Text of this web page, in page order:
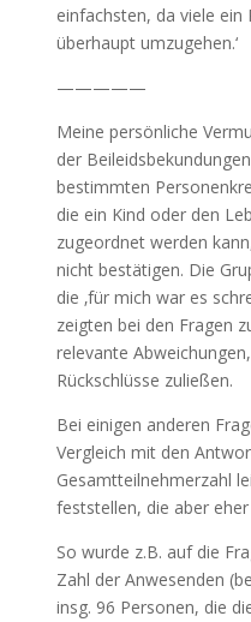
einfachsten, da viele
überhaupt umzugehen.‘
—————
Meine persönliche
der
bestimmten
die ein Kind oder den
zugeordnet werden
nicht bestätigen. Die
die ‚für mich war es
zeigten bei den Fragen
relevante
Rückschlüsse zuließen.
Bei einigen anderen
Vergleich mit den
Gesamtteilnehmerzahl
feststellen, die aber
So wurde z.B. auf die
Zahl der Anwesenden
insg. 96 Personen, die